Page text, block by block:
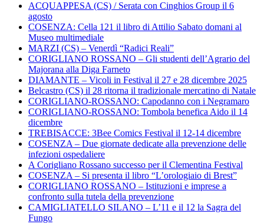
ACQUAPPESA (CS) / Serata con Cinghios Group il 6
agosto
COSENZA: Cella 121 il libro di Attilio Sabato domani al
Museo multimediale
MARZI (CS) – Venerdì “Radici Reali”
CORIGLIANO ROSSANO – Gli studenti dell’Agrario del
Majorana alla Diga Farneto
DIAMANTE – Vicoli in Festival il 27 e 28 dicembre 2025
Belcastro (CS) il 28 ritorna il tradizionale mercatino di Natale
CORIGLIANO-ROSSANO: Capodanno con i Negramaro
CORIGLIANO-ROSSANO: Tombola benefica Aido il 14
dicembre
TREBISACCE: 3Bee Comics Festival il 12-14 dicembre
COSENZA – Due giornate dedicate alla prevenzione delle
infezioni ospedaliere
A Corigliano Rossano successo per il Clementina Festival
COSENZA – Si presenta il libro “L’orologiaio di Brest”
CORIGLIANO ROSSANO – Istituzioni e imprese a
confronto sulla tutela della prevenzione
CAMIGLIATELLO SILANO – L’11 e il 12 la Sagra del
Fungo